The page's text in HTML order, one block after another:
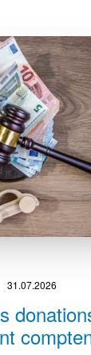
31.07.2026